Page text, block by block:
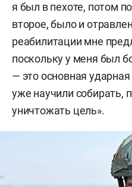
я был в пехоте, потом
второе, было и
реабилитации мне
поскольку у меня был
— это основная
уже научили собирать,
уничтожать цель».